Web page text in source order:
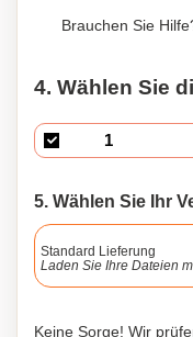
Brauchen Sie
4. Wählen Sie
5. Wählen Sie Ihr
Standard Lieferung
Laden Sie Ihre Dateien
Keine Sorge! Wir